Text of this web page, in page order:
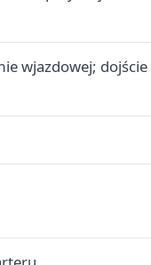
wjazdowej; dojście